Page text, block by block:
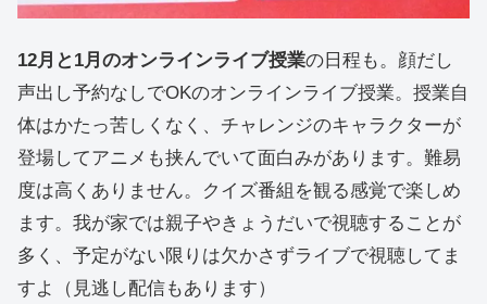
12月と1月のオンラインライブ授業の日程も。顔だし
声出し予約なしでOKのオンラインライブ授業。授業自
体はかたっ苦しくなく、チャレンジのキャラクターが
登場してアニメも挟んでいて面白みがあります。難易
度は高くありません。クイズ番組を観る感覚で楽しめ
ます。我が家では親子やきょうだいで視聴することが
多く、予定がない限りは欠かさずライブで視聴してま
すよ（見逃し配信もあります）